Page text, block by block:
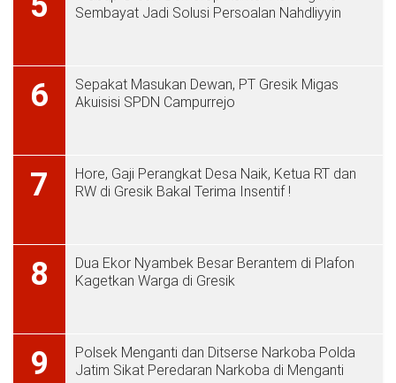
Sembayat Jadi Solusi Persoalan Nahdliyyin
6
Sepakat Masukan Dewan, PT Gresik Migas
Akuisisi SPDN Campurrejo
7
Hore, Gaji Perangkat Desa Naik, Ketua RT dan
RW di Gresik Bakal Terima Insentif !
8
Dua Ekor Nyambek Besar Berantem di Plafon
Kagetkan Warga di Gresik
9
Polsek Menganti dan Ditserse Narkoba Polda
Jatim Sikat Peredaran Narkoba di Menganti